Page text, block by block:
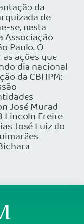
da
de
se, nesta
Associação
Paulo. O
ações que
dia nacional
da CBHPM:
José Murad
Lincoln Freire
José Luiz do